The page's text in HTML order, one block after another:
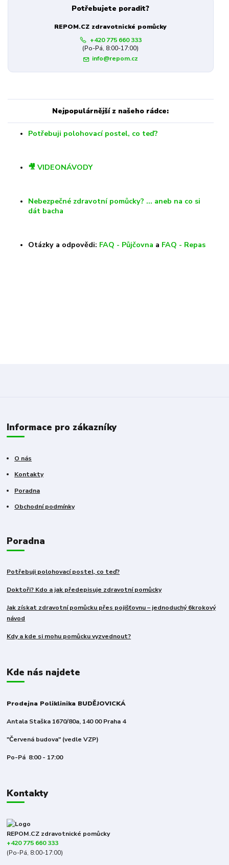
Potřebujete poradit?
REPOM.CZ zdravotnické pomůcky
+420 775 660 333
(Po-Pá, 8:00-17:00)
info@repom.cz
Nejpopulárnější z našeho rádce:
Potřebuji polohovací postel, co teď?
🎥 VIDEONÁVODY
Nebezpečné zdravotní pomůcky? … aneb na co si
dát bacha
Otázky a odpovědi: FAQ - Půjčovna a FAQ - Repas
Informace pro zákazníky
O nás
Kontakty
Poradna
Obchodní podmínky
Poradna
Potřebuji polohovací postel, co teď?
Doktoři? Kdo a jak předepisuje zdravotní pomůcky
Jak získat zdravotní pomůcku přes pojišťovnu – jednoduchý 6krokový
návod
Kdy a kde si mohu pomůcku vyzvednout?
Kde nás najdete
Prodejna Poliklinika BUDĚJOVICKÁ
Antala Staška 1670/80a, 140 00 Praha 4
"Červená budova" (vedle VZP)
Po-Pá 8:00 - 17:00
Kontakty
REPOM.CZ zdravotnické pomůcky
+420 775 660 333
(Po-Pá, 8:00-17:00)